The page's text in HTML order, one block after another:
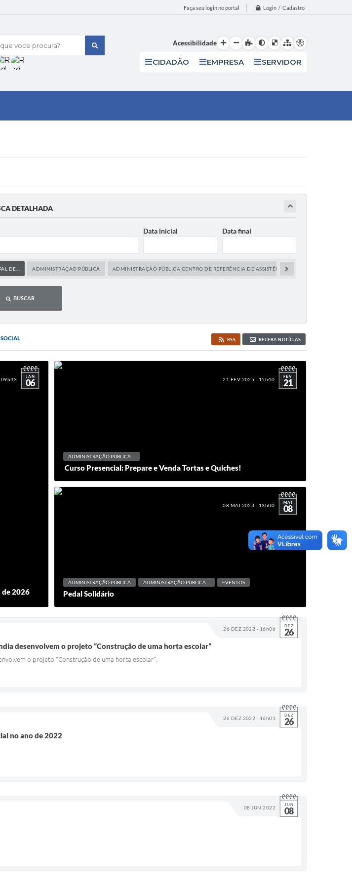
Faça seu login no portal Login / Cadastro
Acessibilidade
CIDADÃO EMPRESA SERVIDOR
DETALHADA
Data inicial Data final
DE... ADMINISTRAÇÃO PÚBLICA ADMINISTRAÇÃO PÚBLICA CENTRO DE REFERÊNCIA DE ASSISTÊNCIA...
BUSCAR
RSS RECEBA NOTÍCIAS
09h43 JAN
06
de 2026
21 FEV 2025 - 15h40 FEV
21
ADMINISTRAÇÃO PÚBLICA ...
Curso Presencial: Prepare e Venda Tortas e Quiches!
08 MAI 2023 - 13h00 MAI
08
ADMINISTRAÇÃO PÚBLICA ADMINISTRAÇÃO PÚBLICA ... EVENTOS
Pedal Solidário
26 DEZ 2022 - 16h06 DEZ
26
desenvolvem o projeto “Construção de uma horta escolar”
o projeto “Construção de uma horta escolar”.
26 DEZ 2022 - 16h01 DEZ
26
no ano de 2022
08 JUN 2022 JUN
08